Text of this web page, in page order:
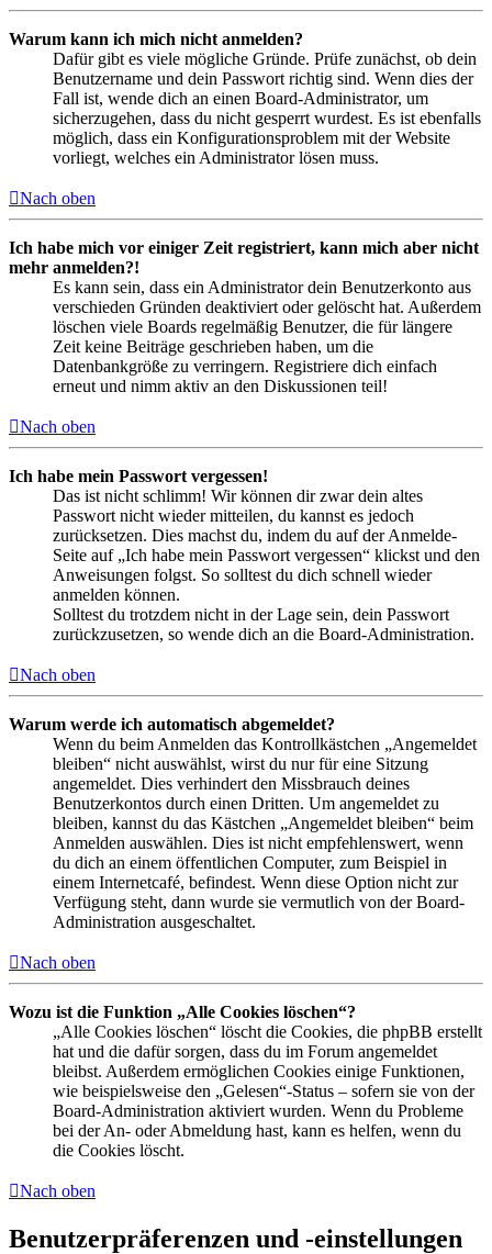
Warum kann ich mich nicht anmelden?
Dafür gibt es viele mögliche Gründe. Prüfe zunächst, ob dein
Benutzername und dein Passwort richtig sind. Wenn dies der
Fall ist, wende dich an einen Board-Administrator, um
sicherzugehen, dass du nicht gesperrt wurdest. Es ist ebenfalls
möglich, dass ein Konfigurationsproblem mit der Website
vorliegt, welches ein Administrator lösen muss.
Nach oben
Ich habe mich vor einiger Zeit registriert, kann mich aber nicht
mehr anmelden?!
Es kann sein, dass ein Administrator dein Benutzerkonto aus
verschieden Gründen deaktiviert oder gelöscht hat. Außerdem
löschen viele Boards regelmäßig Benutzer, die für längere
Zeit keine Beiträge geschrieben haben, um die
Datenbankgröße zu verringern. Registriere dich einfach
erneut und nimm aktiv an den Diskussionen teil!
Nach oben
Ich habe mein Passwort vergessen!
Das ist nicht schlimm! Wir können dir zwar dein altes
Passwort nicht wieder mitteilen, du kannst es jedoch
zurücksetzen. Dies machst du, indem du auf der Anmelde-
Seite auf „Ich habe mein Passwort vergessen“ klickst und den
Anweisungen folgst. So solltest du dich schnell wieder
anmelden können.
Solltest du trotzdem nicht in der Lage sein, dein Passwort
zurückzusetzen, so wende dich an die Board-Administration.
Nach oben
Warum werde ich automatisch abgemeldet?
Wenn du beim Anmelden das Kontrollkästchen „Angemeldet
bleiben“ nicht auswählst, wirst du nur für eine Sitzung
angemeldet. Dies verhindert den Missbrauch deines
Benutzerkontos durch einen Dritten. Um angemeldet zu
bleiben, kannst du das Kästchen „Angemeldet bleiben“ beim
Anmelden auswählen. Dies ist nicht empfehlenswert, wenn
du dich an einem öffentlichen Computer, zum Beispiel in
einem Internetcafé, befindest. Wenn diese Option nicht zur
Verfügung steht, dann wurde sie vermutlich von der Board-
Administration ausgeschaltet.
Nach oben
Wozu ist die Funktion „Alle Cookies löschen“?
„Alle Cookies löschen“ löscht die Cookies, die phpBB erstellt
hat und die dafür sorgen, dass du im Forum angemeldet
bleibst. Außerdem ermöglichen Cookies einige Funktionen,
wie beispielsweise den „Gelesen“-Status – sofern sie von der
Board-Administration aktiviert wurden. Wenn du Probleme
bei der An- oder Abmeldung hast, kann es helfen, wenn du
die Cookies löscht.
Nach oben
Benutzerpräferenzen und -einstellungen